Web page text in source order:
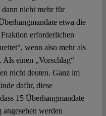
nicht mehr für
etwa die
erforderlichen
wenn also mehr als
Als einen „Vorschlag“
nicht deuten. Ganz im
dafür, diese
15 Überhangmandate
werden